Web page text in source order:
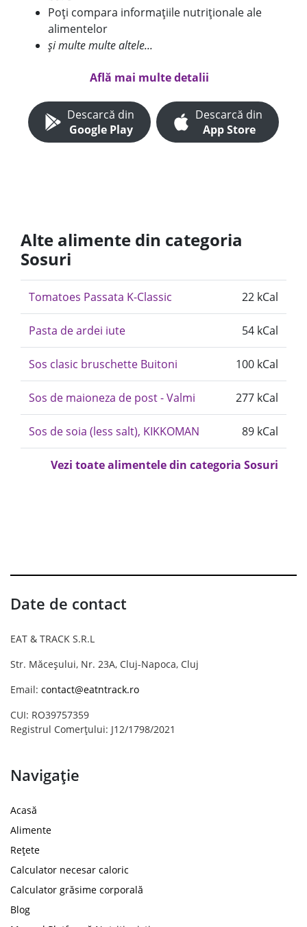
Poți compara informațiile nutriționale ale
alimentelor
și multe multe altele...
Află mai multe detalii
Descarcă din
Google Play
Descarcă din
App Store
Alte alimente din categoria
Sosuri
Tomatoes Passata K-Classic 22 kCal
Pasta de ardei iute 54 kCal
Sos clasic bruschette Buitoni 100 kCal
Sos de maioneza de post - Valmi 277 kCal
Sos de soia (less salt), KIKKOMAN 89 kCal
Vezi toate alimentele din categoria Sosuri
Date de contact
EAT & TRACK S.R.L
Str. Măceșului, Nr. 23A, Cluj-Napoca, Cluj
Email: contact@eatntrack.ro
CUI: RO39757359
Registrul Comerțului: J12/1798/2021
Navigație
Acasă
Alimente
Rețete
Calculator necesar caloric
Calculator grăsime corporală
Blog